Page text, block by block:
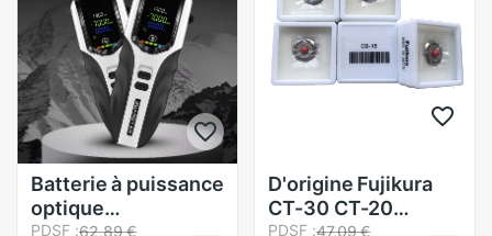
Batterie à puissance
optique
PDSF :62,89 €
D'origine Fujikura
CT-30 CT-20
PDSF :47,09 €